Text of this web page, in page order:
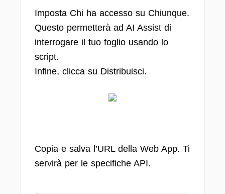
Imposta Chi ha accesso su Chiunque.
Questo permetterà ad AI Assist di
interrogare il tuo foglio usando lo
script.
Infine, clicca su Distribuisci.
Copia e salva l’URL della Web App. Ti
servirà per le specifiche API.